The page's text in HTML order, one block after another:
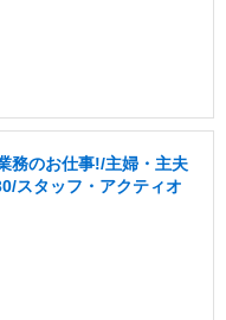
務のお仕事!/主婦・主夫
スタッフ・アクティオ